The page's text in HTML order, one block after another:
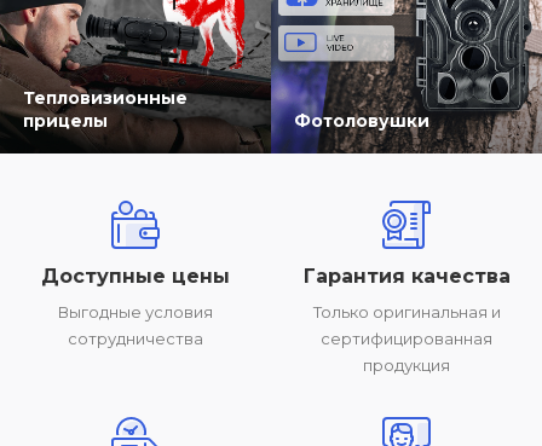
Тепловизионные
прицелы
Фотоловушки
Доступные цены
Выгодные условия
сотрудничества
Гарантия качества
Только оригинальная и
сертифицированная
продукция